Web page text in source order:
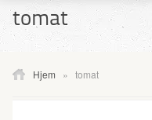
tomat
Hjem » tomat